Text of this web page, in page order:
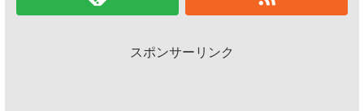
スポンサーリンク